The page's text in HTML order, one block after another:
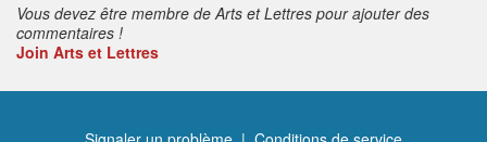
Vous devez être membre de Arts et Lettres pour ajouter des
commentaires !
Join Arts et Lettres